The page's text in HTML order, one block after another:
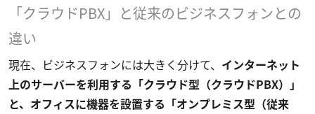
「クラウドPBX」と従来のビジネスフォンとの
違い
現在、ビジネスフォンには大きく分けて、 インターネット
上のサーバーを利用する「クラウド型（クラウドPBX）」
と、オフィスに機器を設置する「オンプレミス型（従来